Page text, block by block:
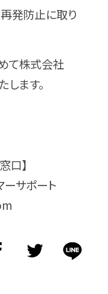
発防止に取り
て株式会社
ます。
口】
サポート